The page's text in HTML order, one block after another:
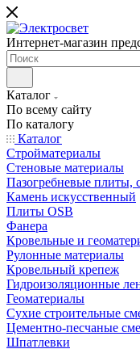
Интернет-магазин
Каталог
По всему сайту
По каталогу
Каталог
Стройматериалы
Стеновые материалы
Пазогребневые плиты,
Камень искусственный
Плиты OSB
Фанера
Кровельные и
Рулонные материалы
Кровельный крепеж
Гидроизоляционные
Геоматериалы
Сухие строительные
Цементно-песчаные
Шпатлевки